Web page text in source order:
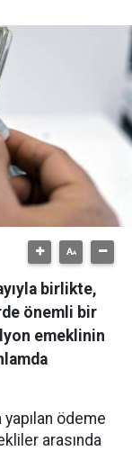
birlikte,
önemli bir
emeklinin
ödeme
arasında